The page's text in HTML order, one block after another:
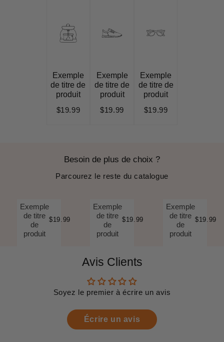
Exemple
de titre de
produit
$19.99
Exemple
de titre de
produit
$19.99
Exemple
de titre de
produit
$19.99
Besoin de plus de choix ?
Parcourez le reste du catalogue
Exemple
de titre
de
produit
$19.99
Exemple
de titre
de
produit
$19.99
Exemple
de titre
de
produit
$19.99
Avis Clients
Soyez le premier à écrire un avis
Écrire un avis